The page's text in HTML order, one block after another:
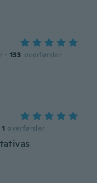
· 133 overførsler
1 overførsler